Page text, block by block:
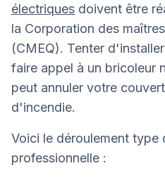
électriques doivent être
la Corporation des
(CMEQ). Tenter
faire appel à un bricoleur
peut annuler votre
d'incendie.
Voici le déroulement type
professionnelle :